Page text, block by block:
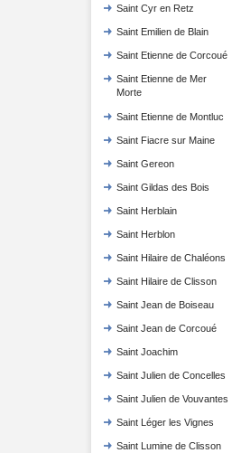
Saint Cyr en Retz
Saint Emilien de Blain
Saint Etienne de Corcoué
Saint Etienne de Mer
Morte
Saint Etienne de Montluc
Saint Fiacre sur Maine
Saint Gereon
Saint Gildas des Bois
Saint Herblain
Saint Herblon
Saint Hilaire de Chaléons
Saint Hilaire de Clisson
Saint Jean de Boiseau
Saint Jean de Corcoué
Saint Joachim
Saint Julien de Concelles
Saint Julien de Vouvantes
Saint Léger les Vignes
Saint Lumine de Clisson